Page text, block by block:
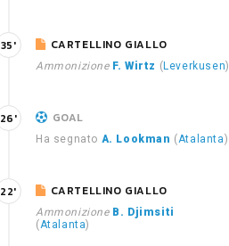
CARTELLINO GIALLO
Ammonizione F. Wirtz ( Leverkusen)
35'
GOAL
Ha segnato A. Lookman (Atalanta)
26'
CARTELLINO GIALLO
Ammonizione B. Djimsiti
(Atalanta)
22'